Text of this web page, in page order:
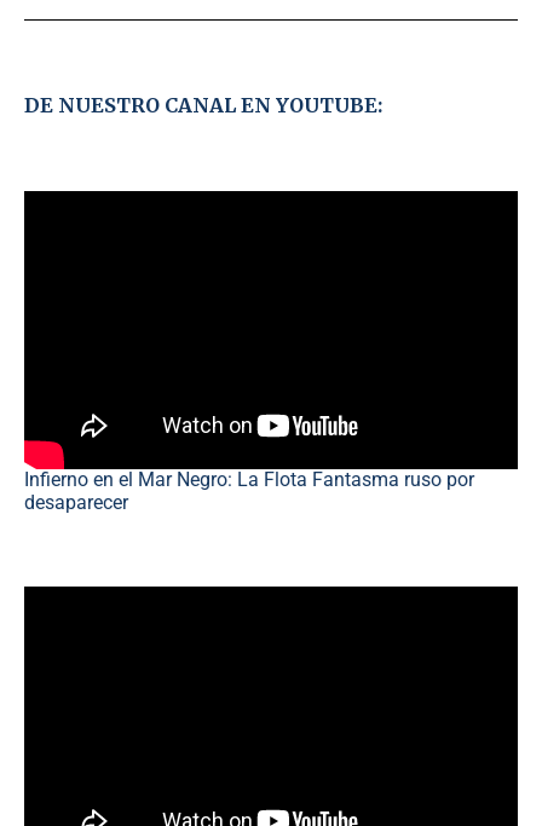
DE NUESTRO CANAL EN YOUTUBE:
Infierno en el Mar Negro: La Flota Fantasma ruso por
desaparecer